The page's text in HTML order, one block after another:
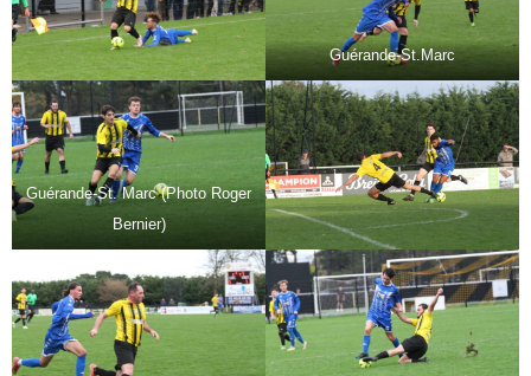
Guérande-St.Marc
Guérande-St. Marc (Photo Roger
Bernier)